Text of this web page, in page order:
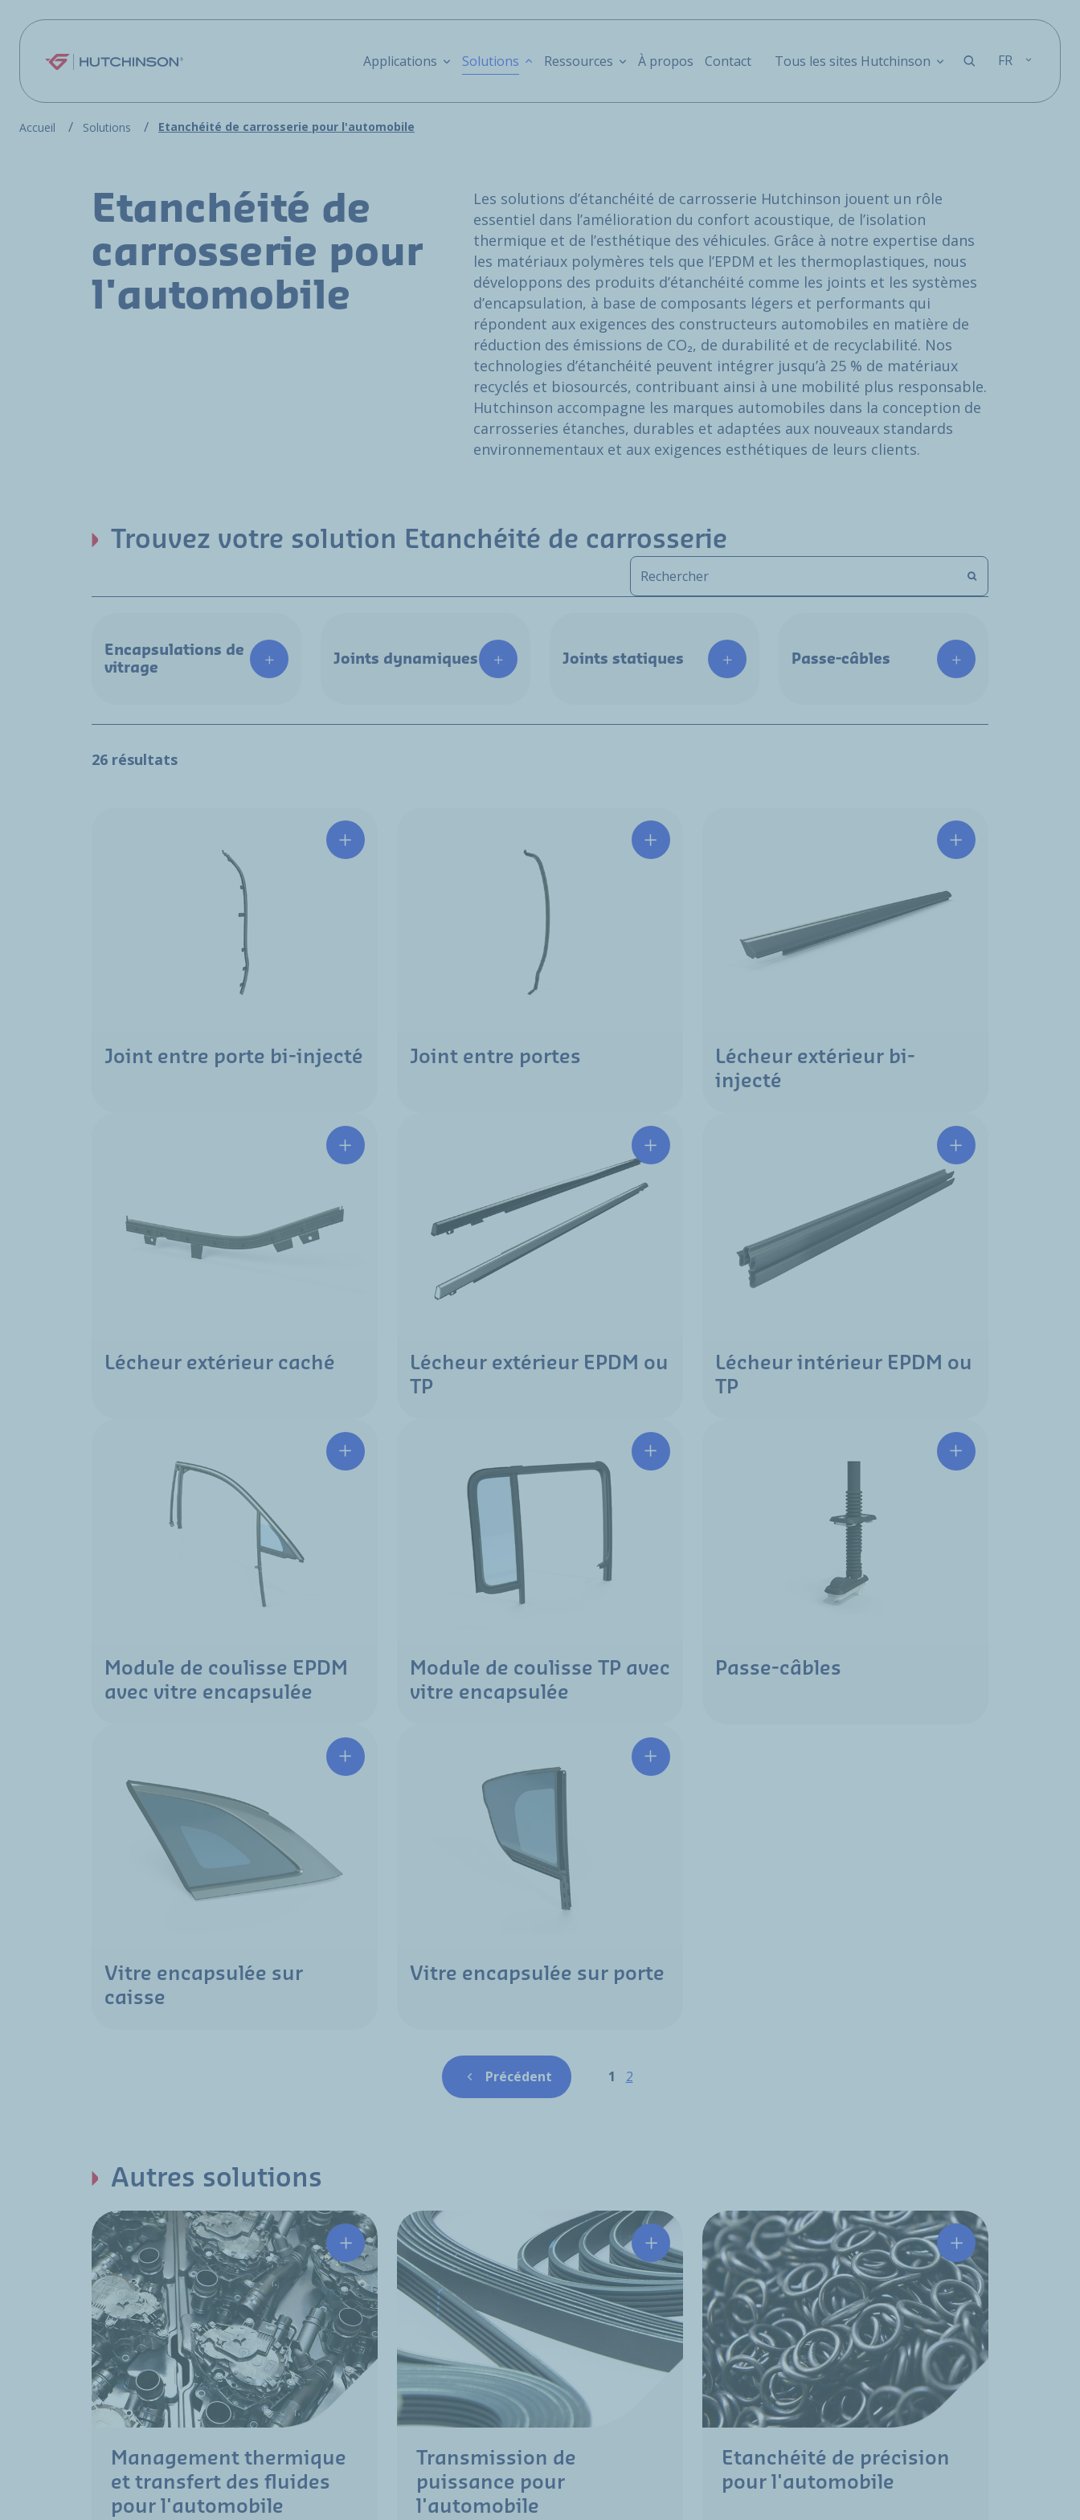
Aller au contenu principal
Applications Solutions Ressources À propos Contact Tous les sites Hutchinson FR
Accueil Solutions Etanchéité de carrosserie pour l'automobile
Etanchéité de
carrosserie pour
l'automobile
Les solutions d’étanchéité de carrosserie Hutchinson jouent un rôle
essentiel dans l’amélioration du confort acoustique, de l’isolation
thermique et de l’esthétique des véhicules. Grâce à notre expertise dans
les matériaux polymères tels que l’EPDM et les thermoplastiques, nous
développons des produits d’étanchéité comme les joints et les systèmes
d’encapsulation, à base de composants légers et performants qui
répondent aux exigences des constructeurs automobiles en matière de
réduction des émissions de CO₂, de durabilité et de recyclabilité. Nos
technologies d’étanchéité peuvent intégrer jusqu’à 25 % de matériaux
recyclés et biosourcés, contribuant ainsi à une mobilité plus responsable.
Hutchinson accompagne les marques automobiles dans la conception de
carrosseries étanches, durables et adaptées aux nouveaux standards
environnementaux et aux exigences esthétiques de leurs clients.
Trouvez votre solution Etanchéité de carrosserie
Encapsulations de
vitrage
Joints dynamiques Joints statiques Passe-câbles
26 résultats
Joint entre porte bi-injecté Joint entre portes
Lécheur extérieur bi-
injecté
Lécheur extérieur caché
Lécheur extérieur EPDM ou
TP
Lécheur intérieur EPDM ou
TP
Module de coulisse EPDM
avec vitre encapsulée
Module de coulisse TP avec
vitre encapsulée
Passe-câbles
Vitre encapsulée sur
caisse
Vitre encapsulée sur porte
Pagination
Page précédente
Précédent Page
1 Page
2
Autres solutions
Management thermique
et transfert des fluides
pour l'automobile
Transmission de
puissance pour
l'automobile
Etanchéité de précision
pour l'automobile